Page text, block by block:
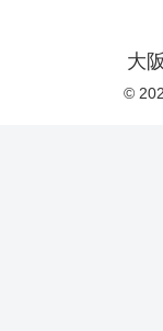
大
©